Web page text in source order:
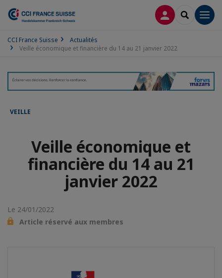
CONNEXION
CCI France Suisse
Actualités
Veille économique et financière du 14 au 21 janvier 2022
VEILLE
Veille économique et
financière du 14 au 21
janvier 2022
Le 24/01/2022
Article réservé aux membres